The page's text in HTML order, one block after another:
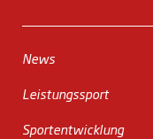
News
Leistungssport
Sportentwicklung